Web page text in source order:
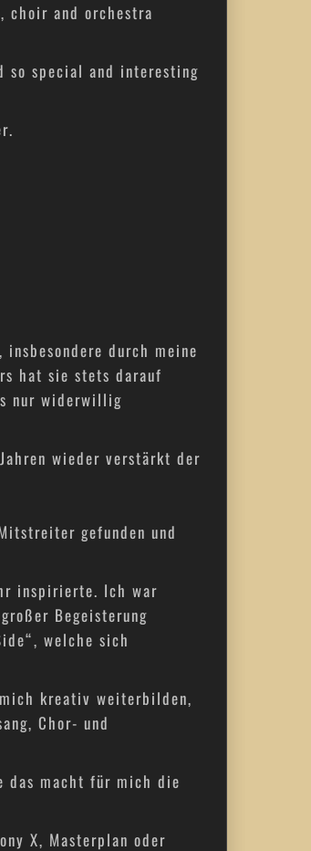
choir and orchestra
so special and interesting
durch meine
hat sie stets darauf
nur widerwillig
wieder verstärkt der
gefunden und
inspirierte. Ich war
Begeisterung
welche sich
kreativ weiterbilden,
Chor- und
das macht für mich die
X, Masterplan oder